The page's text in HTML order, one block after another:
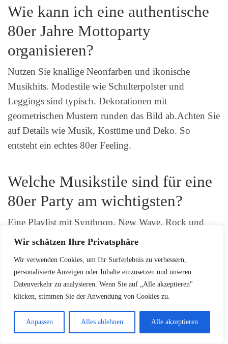
Wir schätzen Ihre Privatsphäre
Wir verwenden Cookies, um Ihr Surferlebnis zu verbessern,
personalisierte Anzeigen oder Inhalte einzusetzen und unseren
Datenverkehr zu analysieren. Wenn Sie auf „Alle akzeptieren"
klicken, stimmen Sie der Anwendung von Cookies zu.
Anpassen Alles ablehnen Alle akzeptieren
Wie kann ich eine authentische
80er Jahre Mottoparty
organisieren?
Nutzen Sie knallige Neonfarben und ikonische
Musikhits. Modestile wie Schulterpolster und
Leggings sind typisch. Dekorationen mit
geometrischen Mustern runden das Bild ab.Achten Sie
auf Details wie Musik, Kostüme und Deko. So
entsteht ein echtes 80er Feeling.
Welche Musikstile sind für eine
80er Party am wichtigsten?
Eine Playlist mit Synthpop, New Wave, Rock und
Disco-Hits ist ideal. Michael Jackson, Madonna,
Was gehört zu einem perfekten
80er Jahre Outfit?